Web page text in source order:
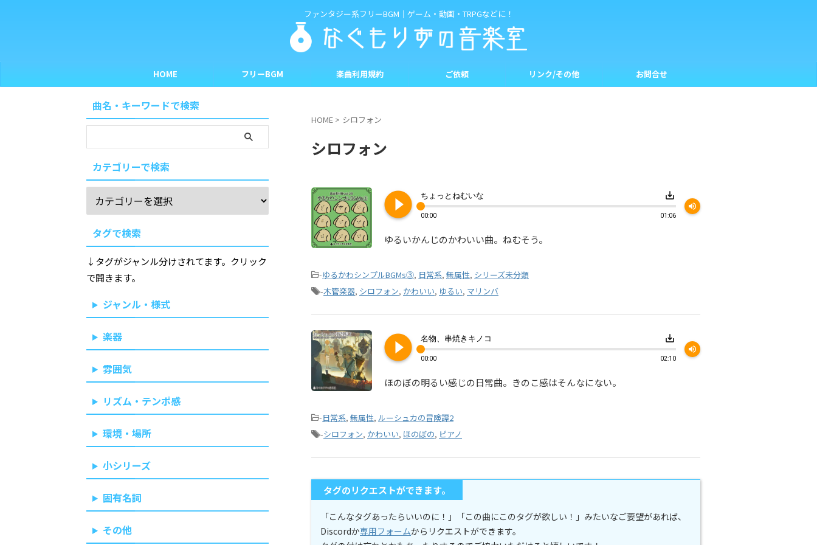
ファンタジー系フリーBGM｜ゲーム・動画・TRPGなどに！
HOME フリーBGM 楽曲利用規約 ご依頼 リンク/その他 お問合せ
HOME > シロフォン
シロフォン
play_circle_filled ちょっとねむいな save_alt
00:00 01:06
volume_up
ゆるいかんじのかわいい曲。ねむそう。
-ゆるかわシンプルBGMs③, 日常系, 無属性, シリーズ未分類
-木管楽器, シロフォン, かわいい, ゆるい, マリンバ
play_circle_filled 名物、串焼きキノコ save_alt
00:00 02:10
volume_up
ほのぼの明るい感じの日常曲。きのこ感はそんなにない。
-日常系, 無属性, ルーシュカの冒険譚2
-シロフォン, かわいい, ほのぼの, ピアノ
タグのリクエストができます。
「こんなタグあったらいいのに！」「この曲にこのタグが欲しい！」みたいなご要望があれば、
Discordか専用フォームからリクエストができます。
曲名・キーワードで検索
カテゴリーで検索
タグで検索
↓タグがジャンル分けされてます。クリック
で開きます。
ジャンル・様式
楽器
雰囲気
リズム・テンポ感
環境・場所
小シリーズ
固有名詞
その他